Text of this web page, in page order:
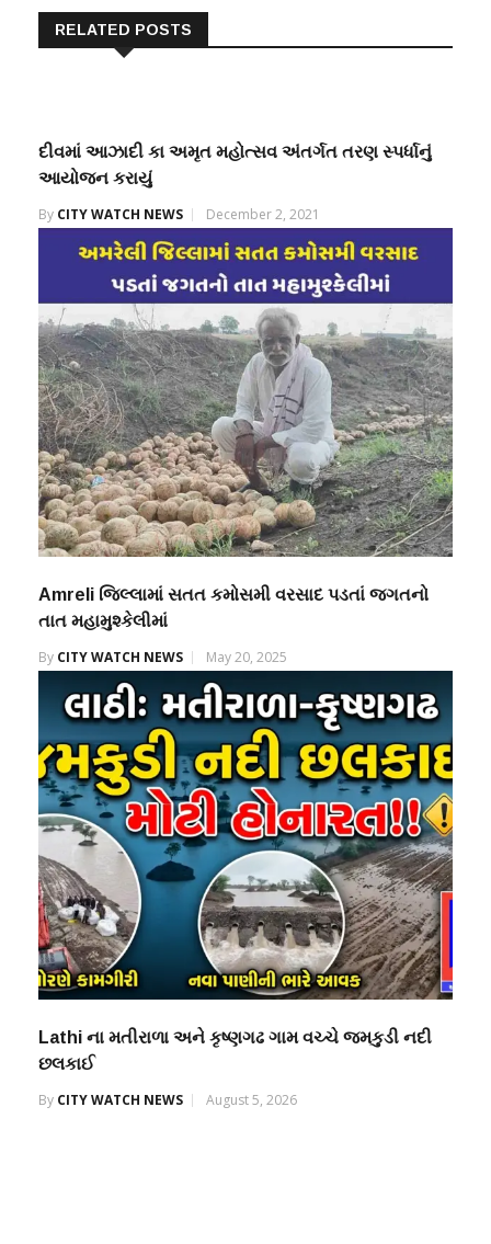
RELATED POSTS
દીવમાં આઝાદી કા અમૃત મહોત્સવ અંતર્ગત તરણ સ્પર્ધાનું
આયોજન કરાયું
By CITY WATCH NEWS December 2, 2021
Amreli જિલ્લામાં સતત કમોસમી વરસાદ પડતાં જગતનો
તાત મહામુશ્કેલીમાં
By CITY WATCH NEWS May 20, 2025
Lathi ના મતીરાળા અને કૃષ્ણગઢ ગામ વચ્ચે જમકુડી નદી
છલકાઈ
By CITY WATCH NEWS August 5, 2026